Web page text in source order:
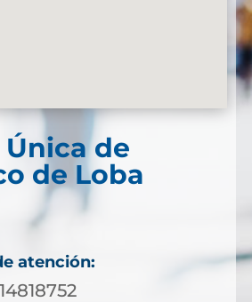
de
de Loba
atención: